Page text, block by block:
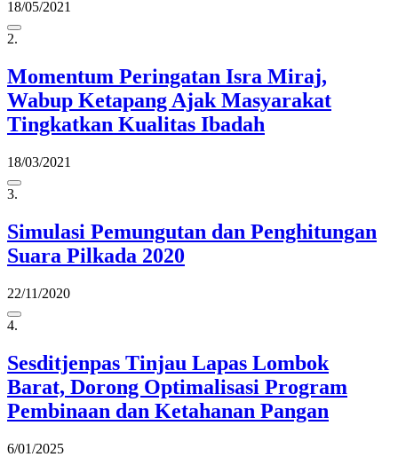
18/05/2021
2.
Momentum Peringatan Isra Miraj,
Wabup Ketapang Ajak Masyarakat
Tingkatkan Kualitas Ibadah
18/03/2021
3.
Simulasi Pemungutan dan Penghitungan
Suara Pilkada 2020
22/11/2020
4.
Sesditjenpas Tinjau Lapas Lombok
Barat, Dorong Optimalisasi Program
Pembinaan dan Ketahanan Pangan
6/01/2025